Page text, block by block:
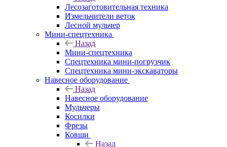
Лесозаготовительная техника
Измельчители веток
Лесной мульчер
Мини-спецтехника
Назад
Мини-спецтехника
Спецтехника мини-погрузчик
Спецтехника мини-экскаваторы
Навесное оборудование
Назад
Навесное оборудование
Мульчеры
Косилки
Фрезы
Ковши
Назад